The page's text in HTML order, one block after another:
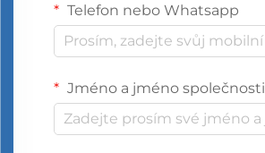
Telefon nebo Whatsapp
Jméno a jméno společnosti